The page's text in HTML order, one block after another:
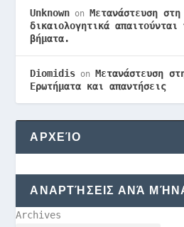
Unknown on Μετανάστευση
δικαιολογητικά
βήματα.
Diomidis on Μετανάστευση
Ερωτήματα και απαντήσεις
ΑΡΧΕΊΟ
ΑΝΑΡΤΉΣΕΙΣ ΑΝΆ
Archives